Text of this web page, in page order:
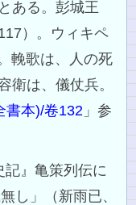
ある。彭城王
）。ウィキペ
輓歌は、人の死
衛は、儀仗兵。
書本)/卷132 」参
』亀策列伝に
し」（新雨已、